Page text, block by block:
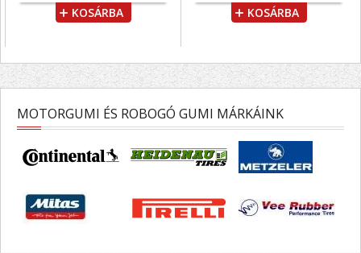
KOSÁRBA KOSÁRBA
MOTORGUMI ÉS ROBOGÓ GUMI MÁRKÁINK